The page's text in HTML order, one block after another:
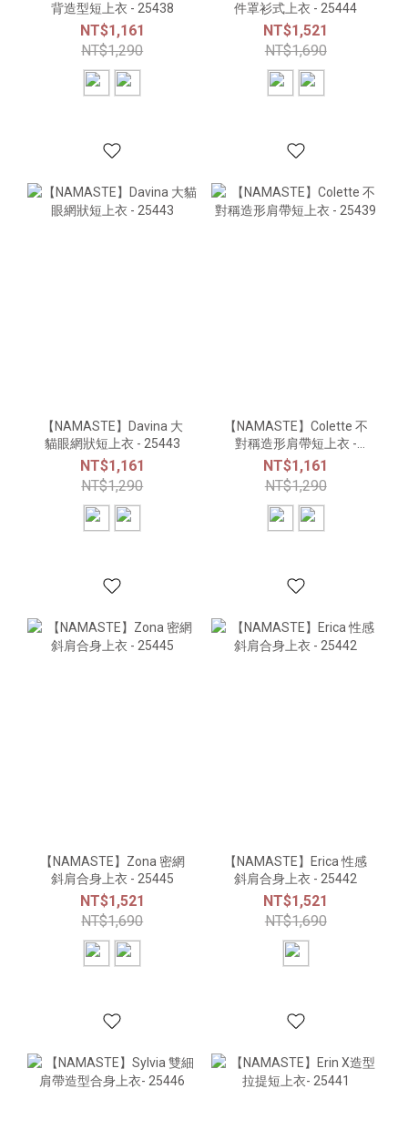
背造型短上衣 - 25438
NT$1,161
NT$1,290
件罩衫式上衣 - 25444
NT$1,521
NT$1,690
【NAMASTE】Davina 大
貓眼網狀短上衣 - 25443
NT$1,161
NT$1,290
【NAMASTE】Colette 不
對稱造形肩帶短上衣 -
25439
NT$1,161
NT$1,290
【NAMASTE】Zona 密網
斜肩合身上衣 - 25445
NT$1,521
NT$1,690
【NAMASTE】Erica 性感
斜肩合身上衣 - 25442
NT$1,521
NT$1,690